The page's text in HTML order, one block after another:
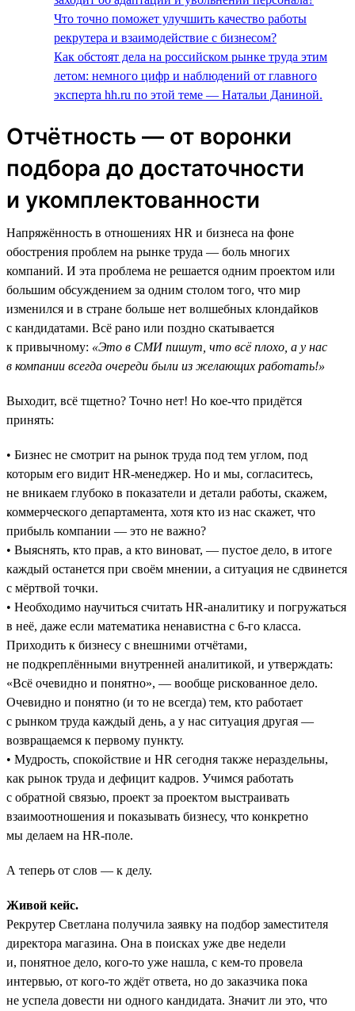
Что точно поможет улучшить качество работы
рекрутера и взаимодействие с бизнесом?
Как обстоят дела на российском рынке труда этим
летом: немного цифр и наблюдений от главного
эксперта hh.ru по этой теме — Натальи Даниной.
Отчётность — от воронки
подбора до достаточности
и укомплектованности
Напряжённость в отношениях HR и бизнеса на фоне
обострения проблем на рынке труда — боль многих
компаний. И эта проблема не решается одним проектом или
большим обсуждением за одним столом того, что мир
изменился и в стране больше нет волшебных клондайков
с кандидатами. Всё рано или поздно скатывается
к привычному: «Это в СМИ пишут, что всё плохо, а у нас
в компании всегда очереди были из желающих работать!»
Выходит, всё тщетно? Точно нет! Но кое-что придётся
принять:
• Бизнес не смотрит на рынок труда под тем углом, под
которым его видит HR-менеджер. Но и мы, согласитесь,
не вникаем глубоко в показатели и детали работы, скажем,
коммерческого департамента, хотя кто из нас скажет, что
прибыль компании — это не важно?
• Выяснять, кто прав, а кто виноват, — пустое дело, в итоге
каждый останется при своём мнении, а ситуация не сдвинется
с мёртвой точки.
• Необходимо научиться считать HR-аналитику и погружаться
в неё, даже если математика ненавистна с 6-го класса.
Приходить к бизнесу с внешними отчётами,
не подкреплёнными внутренней аналитикой, и утверждать:
«Всё очевидно и понятно», — вообще рискованное дело.
Очевидно и понятно (и то не всегда) тем, кто работает
с рынком труда каждый день, а у нас ситуация другая —
возвращаемся к первому пункту.
• Мудрость, спокойствие и HR сегодня также нераздельны,
как рынок труда и дефицит кадров. Учимся работать
с обратной связью, проект за проектом выстраивать
взаимоотношения и показывать бизнесу, что конкретно
мы делаем на HR-поле.
А теперь от слов — к делу.
Живой кейс.
Рекрутер Светлана получила заявку на подбор заместителя
директора магазина. Она в поисках уже две недели
и, понятное дело, кого-то уже нашла, с кем-то провела
интервью, от кого-то ждёт ответа, но до заказчика пока
не успела довести ни одного кандидата. Значит ли это, что